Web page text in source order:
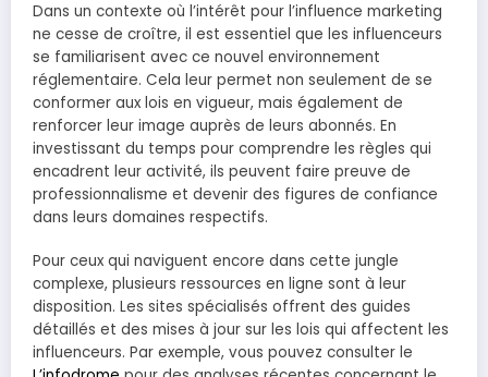
Dans un contexte où l’intérêt pour l’influence marketing
ne cesse de croître, il est essentiel que les influenceurs
se familiarisent avec ce nouvel environnement
réglementaire. Cela leur permet non seulement de se
conformer aux lois en vigueur, mais également de
renforcer leur image auprès de leurs abonnés. En
investissant du temps pour comprendre les règles qui
encadrent leur activité, ils peuvent faire preuve de
professionnalisme et devenir des figures de confiance
dans leurs domaines respectifs.
Pour ceux qui naviguent encore dans cette jungle
complexe, plusieurs ressources en ligne sont à leur
disposition. Les sites spécialisés offrent des guides
détaillés et des mises à jour sur les lois qui affectent les
influenceurs. Par exemple, vous pouvez consulter le